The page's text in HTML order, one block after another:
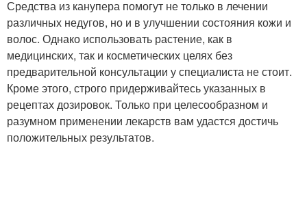
Средства из канупера помогут не только в лечении
различных недугов, но и в улучшении состояния кожи и
волос. Однако использовать растение, как в
медицинских, так и косметических целях без
предварительной консультации у специалиста не стоит.
Кроме этого, строго придерживайтесь указанных в
рецептах дозировок. Только при целесообразном и
разумном применении лекарств вам удастся достичь
положительных результатов.